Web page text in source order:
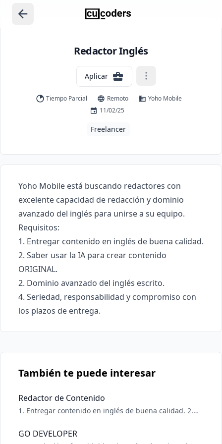
Redactor Inglés
Aplicar
Tiempo Parcial Remoto
Yoho Mobile
11/02/25
Freelancer
Yoho Mobile está buscando redactores con
excelente capacidad de redacción y dominio
avanzado del inglés para unirse a su equipo.
Requisitos:
1. Entregar contenido en inglés de buena calidad.
2. Saber usar la IA para crear contenido
ORIGINAL.
2. Dominio avanzado del inglés escrito.
4. Seriedad, responsabilidad y compromiso con
los plazos de entrega.
También te puede interesar
Redactor de Contenido
1. Entregar contenido en inglés de buena calidad. 2.
Dominio avanzado del inglés escrito. 4. Seriedad,
GO DEVELOPER